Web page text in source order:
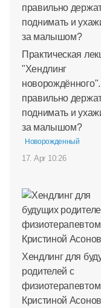
Практическая
"Хендлинг
правильно
поднимать и
за малышом?
Новорожденный
17. Apr 10:26
Хендлинг для
родителей с
физиотерапевтом
Кристиной